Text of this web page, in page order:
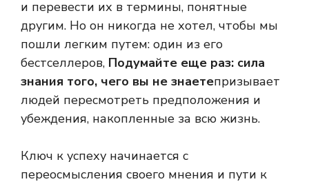
и перевести их в термины, понятные
другим. Но он никогда не хотел, чтобы мы
пошли легким путем: один из его
бестселлеров, Подумайте еще раз: сила
знания того, чего вы не знаетепризывает
людей пересмотреть предположения и
убеждения, накопленные за всю жизнь.
Ключ к успеху начинается с
переосмысления своего мнения и пути к